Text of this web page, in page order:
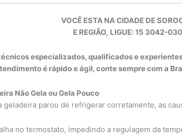
VOCÊ ESTA NA CIDADE DE
E REGIÃO, LIGUE: 15 3042-
especializados, qualificados e
é rápido e ágil, conte sempre com a
Não Gela ou Gela Pouco
geladeira parou de refrigerar corretamente, as
no termostato, impedindo a regulagem da